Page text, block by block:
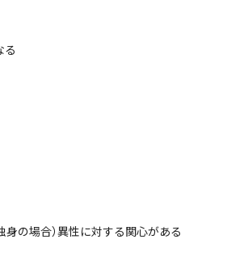
る
の場合）異性に対する関心がある